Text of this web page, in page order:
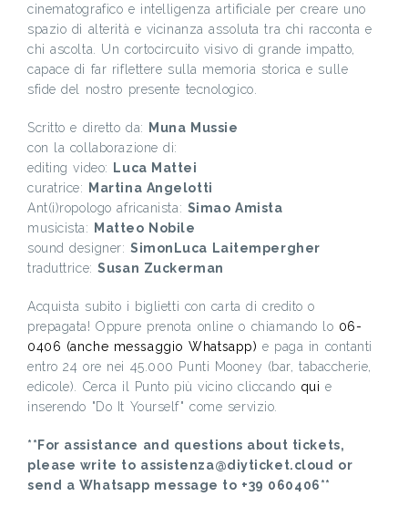
cinematografico e intelligenza artificiale per creare uno
spazio di alterità e vicinanza assoluta tra chi racconta e
chi ascolta. Un cortocircuito visivo di grande impatto,
capace di far riflettere sulla memoria storica e sulle
sfide del nostro presente tecnologico.
Scritto e diretto da:
Muna Mussie
con la collaborazione di:
editing video:
Luca Mattei
curatrice:
Martina Angelotti
Ant(i)ropologo africanista: Simao Amista
musicista:
Matteo Nobile
sound designer: SimonLuca Laitempergher
traduttrice:Susan Zuckerman
Acquista subito i biglietti con carta di credito o
prepagata! Oppure prenota online o chiamando lo 06-
0406 (anche messaggio Whatsapp) e paga in contanti
entro 24 ore nei 45.000 Punti Mooney (bar, tabaccherie,
edicole). Cerca il Punto più vicino cliccando qui e
inserendo "Do It Yourself" come servizio.
**For assistance and questions about tickets,
please write to assistenza@diyticket.cloud or
send a Whatsapp message to +39 060406**